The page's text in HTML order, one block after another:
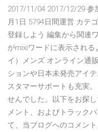
2017/11/04 2017/12/29 参
月1日 5794日間運営 カテ
登録しよう 編集から関連
がmixiワードに表示される
イ）メンズ オンライン通
ションや日本未発売アイ
スタマーサポートも充実
せんでした。以下をお探
メント、およびトラック
て、当ブログへのコメン